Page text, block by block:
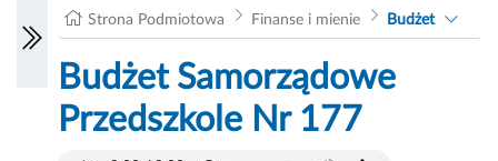
Strona Podmiotowa Finanse i mienie Budżet
Budżet Samorządowe
Przedszkole Nr 177